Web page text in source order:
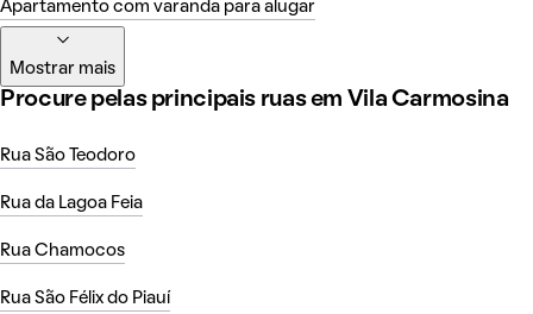
Apartamento com varanda para alugar
Mostrar mais
Procure pelas principais ruas em Vila Carmosina
Rua São Teodoro
Rua da Lagoa Feia
Rua Chamocos
Rua São Félix do Piauí